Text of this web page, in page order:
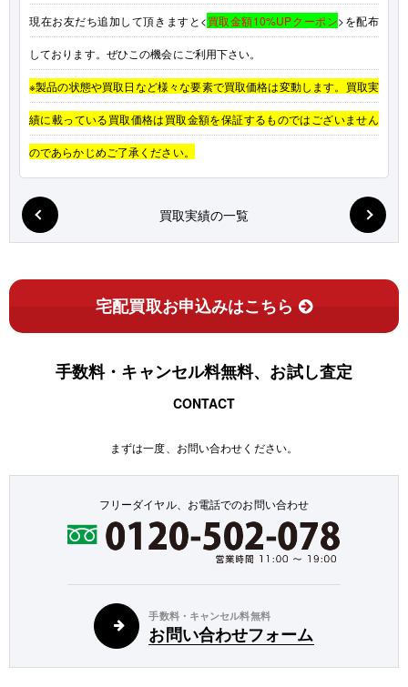
現在お友だち追加して頂きますと<買取金額10%UPクーポン>を配布
しております。ぜひこの機会にご利用下さい。
※製品の状態や買取日など様々な要素で買取価格は変動します。買取実
績に載っている買取価格は買取金額を保証するものではございません
のであらかじめご了承ください。
買取実績の一覧
宅配買取お申込みはこちら
手数料・キャンセル料無料、お試し査定
CONTACT
まずは一度、お問い合わせください。
フリーダイヤル、お電話でのお問い合わせ
手数料・キャンセル料無料
お問い合わせフォーム